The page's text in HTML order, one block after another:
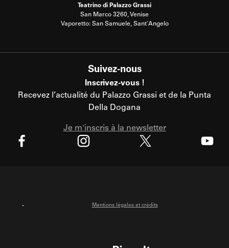
Teatrino di Palazzo Grassi
San Marco 3260, Venise
Vaporetto: San Samuele, Sant'Angelo
Suivez-nous
Inscrivez-vous !
Recevez l’actualité du Palazzo Grassi et de la Punta
Della Dogana
Je m'inscris à la newsletter
Mentions légales et crédits